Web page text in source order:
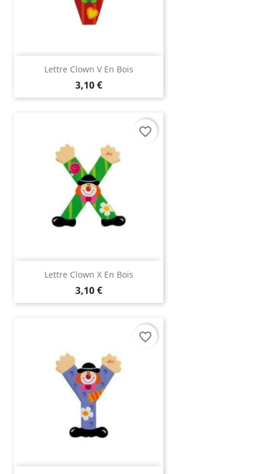
Lettre Clown V En Bois
3,10 €
Lettre Clown X En Bois
3,10 €
favorite_border
favorite_border